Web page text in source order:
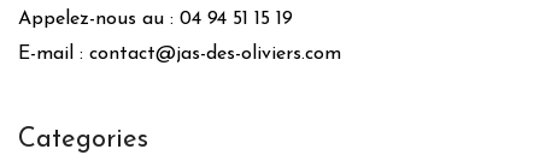
Appelez-nous au : 04 94 51 15 19
E-mail : contact@jas-des-oliviers.com
Categories